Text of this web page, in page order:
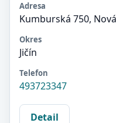
Adresa
Kumburská 750,
Okres
Jičín
Telefon
493723347
Detail